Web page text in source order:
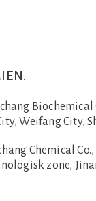
Biochemical
Weifang City,
Chemical
zone,